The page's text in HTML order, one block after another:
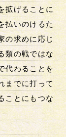
拡げることに
払いのけるた
の求めに応じ
類の戦ではな
代わることを
までに打って
ことにもつな